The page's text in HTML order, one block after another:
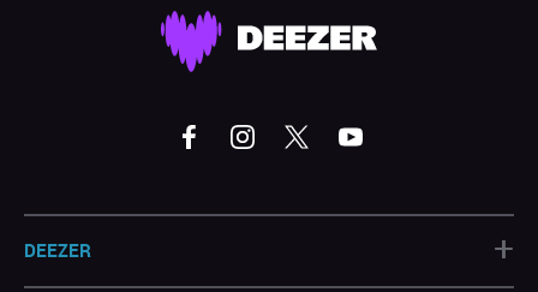
DEEZER +